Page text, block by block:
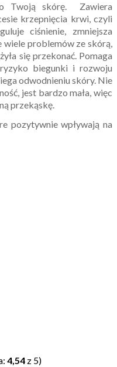
Twoją skórę. Zawiera
krzepnięcia krwi, czyli
ciśnienie, zmniejsza
wiele problemów ze skórą,
się przekonać. Pomaga
biegunki i rozwoju
odwodnieniu skóry. Nie
jest bardzo mała, więc
przekąskę.
pozytywnie wpływają na
4,54 z 5)